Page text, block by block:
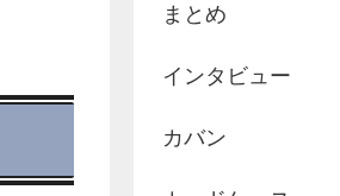
まとめ
インタビュー
カバン